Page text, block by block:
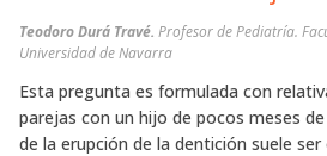
Teodoro Durá Travé. Profesor de Pediatría.
Universidad de Navarra
Esta pregunta es formulada con
parejas con un hijo de pocos meses
de la erupción de la dentición suele